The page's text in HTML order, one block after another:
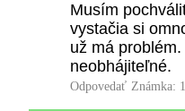
Musím
vystačia si
už má
neobhájiteľné.
Odpovedať Známka: